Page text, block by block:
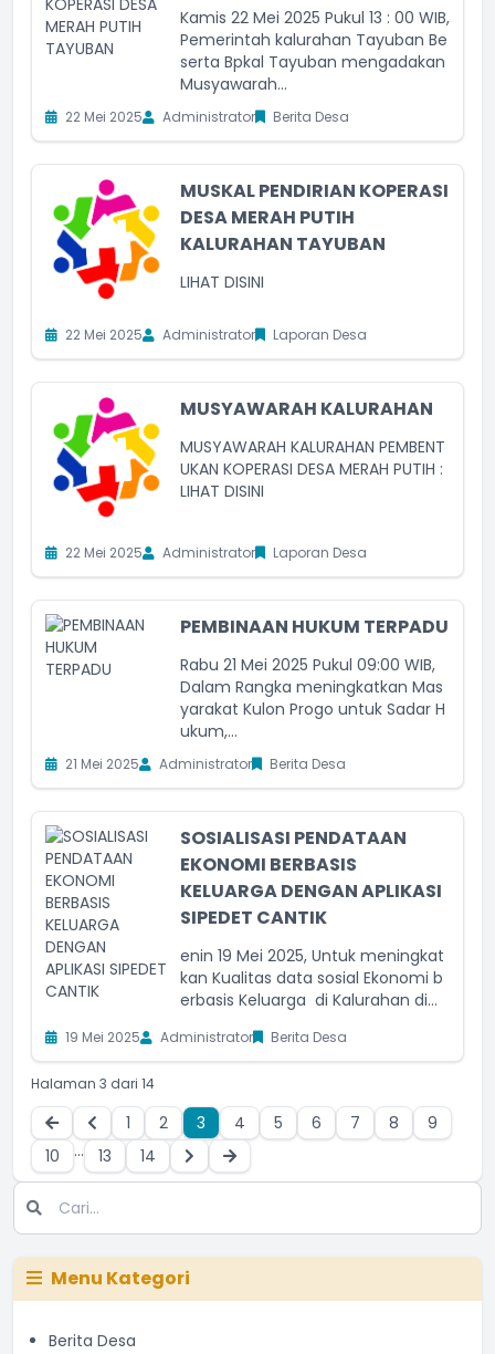
Kamis 22 Mei 2025 Pukul 13 : 00 WIB,
Pemerintah kalurahan Tayuban Be
serta Bpkal Tayuban mengadakan
Musyawarah...
22 Mei 2025 Administrator Berita Desa
MUSKAL PENDIRIAN KOPERASI
DESA MERAH PUTIH
KALURAHAN TAYUBAN
LIHAT DISINI
22 Mei 2025 Administrator Laporan Desa
MUSYAWARAH KALURAHAN
MUSYAWARAH KALURAHAN PEMBENT
UKAN KOPERASI DESA MERAH PUTIH :
LIHAT DISINI
22 Mei 2025 Administrator Laporan Desa
PEMBINAAN HUKUM TERPADU
Rabu 21 Mei 2025 Pukul 09:00 WIB,
Dalam Rangka meningkatkan Mas
yarakat Kulon Progo untuk Sadar H
ukum,...
21 Mei 2025 Administrator Berita Desa
SOSIALISASI PENDATAAN
EKONOMI BERBASIS
KELUARGA DENGAN APLIKASI
SIPEDET CANTIK
enin 19 Mei 2025, Untuk meningkat
kan Kualitas data sosial Ekonomi b
erbasis Keluarga di Kalurahan di...
19 Mei 2025 Administrator Berita Desa
Halaman 3 dari 14
1 2 3 4 5 6 7 8
9
10
... 13 14
Menu Kategori
Berita Desa